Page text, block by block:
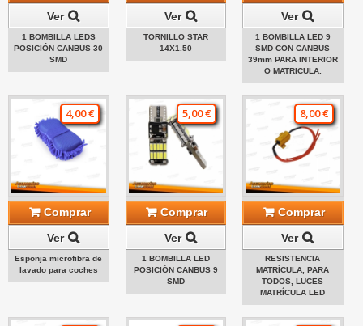
Ver
1 BOMBILLA LEDS
POSICIÓN CANBUS 30
SMD
Ver
TORNILLO STAR
14X1.50
Ver
1 BOMBILLA LED 9
SMD CON CANBUS
39mm PARA INTERIOR
O MATRICULA.
4,00 €
Comprar
Ver
Esponja microfibra de
lavado para coches
5,00 €
Comprar
Ver
1 BOMBILLA LED
POSICIÓN CANBUS 9
SMD
8,00 €
Comprar
Ver
RESISTENCIA
MATRÍCULA, PARA
TODOS, LUCES
MATRÍCULA LED